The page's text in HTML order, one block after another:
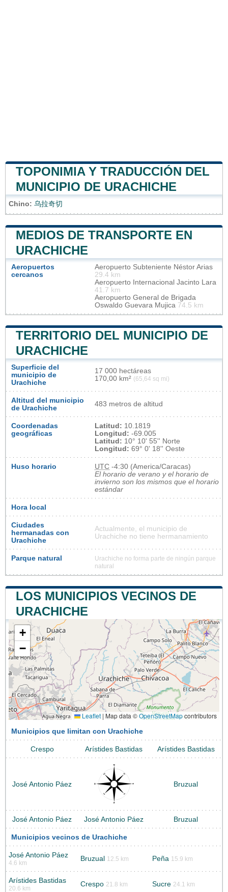
TOPONIMIA Y TRADUCCIÓN DEL
MUNICIPIO DE URACHICHE
Chino: 乌拉奇切
MEDIOS DE TRANSPORTE EN
URACHICHE
Aeropuertos
cercanos
Aeropuerto Subteniente Néstor Arias
29.4 km
Aeropuerto Internacional Jacinto Lara
41.7 km
Aeropuerto General de Brigada
Oswaldo Guevara Mujica 74.5 km
TERRITORIO DEL MUNICIPIO DE
URACHICHE
Superficie del
municipio de
Urachiche
17 000 hectáreas
170,00 km² (65,64 sq mi)
Altitud del municipio
de Urachiche
483 metros de altitud
Coordenadas
geográficas
Latitud: 10.1819
Longitud: -69.005
Latitud: 10° 10' 55'' Norte
Longitud: 69° 0' 18'' Oeste
Huso horario UTC -4:30 (America/Caracas)
El horario de verano y el horario de
invierno son los mismos que el horario
estándar
Hora local
Ciudades
hermanadas con
Urachiche
Actualmente, el municipio de
Urachiche no tiene hermanamiento
Parque natural
Urachiche no forma parte de ningún parque
natural
LOS MUNICIPIOS VECINOS DE
URACHICHE
+
−
Leaflet | Map data ©OpenStreetMapcontributors
Municipios que limitan con Urachiche
Crespo Arístides Bastidas Arístides Bastidas
José Antonio Páez Bruzual
José Antonio Páez José Antonio Páez Bruzual
Municipios vecinos de Urachiche
José Antonio Páez
4.6 km
Bruzual 12.5 km Peña 15.9 km
Arístides Bastidas
20.6 km
Crespo 21.8 km Sucre 24.1 km